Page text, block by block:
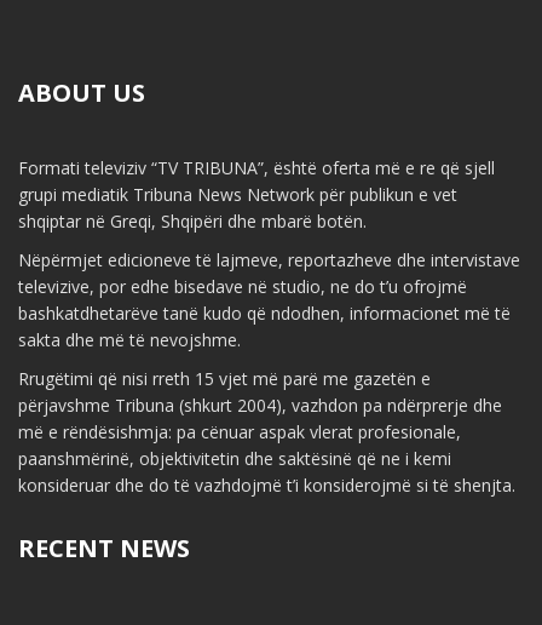
ABOUT US
Formati televiziv “TV TRIBUNA”, është oferta më e re që sjell
grupi mediatik Tribuna News Network për publikun e vet
shqiptar në Greqi, Shqipëri dhe mbarë botën.
Nëpërmjet edicioneve të lajmeve, reportazheve dhe intervistave
televizive, por edhe bisedave në studio, ne do t’u ofrojmë
bashkatdhetarëve tanë kudo që ndodhen, informacionet më të
sakta dhe më të nevojshme.
Rrugëtimi që nisi rreth 15 vjet më parë me gazetën e
përjavshme Tribuna (shkurt 2004), vazhdon pa ndërprerje dhe
më e rëndësishmja: pa cënuar aspak vlerat profesionale,
paanshmërinë, objektivitetin dhe saktësinë që ne i kemi
konsideruar dhe do të vazhdojmë t’i konsiderojmë si të shenjta.
RECENT NEWS